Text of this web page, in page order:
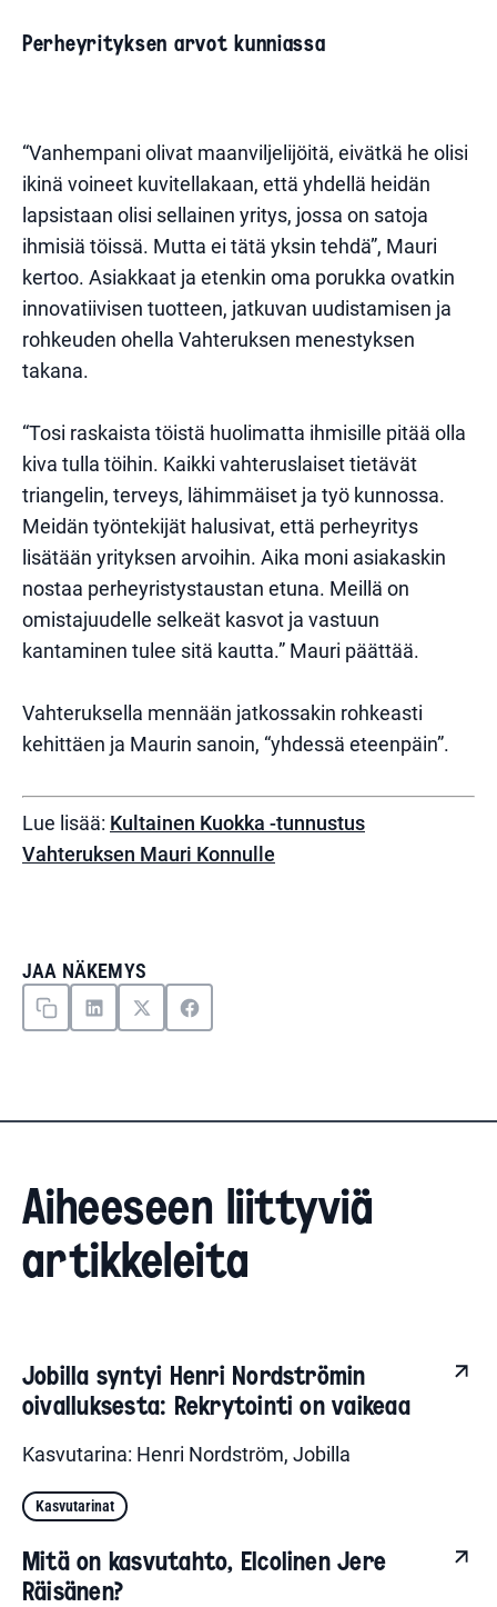
Perheyrityksen arvot kunniassa
“Vanhempani olivat maanviljelijöitä, eivätkä he olisi
ikinä voineet kuvitellakaan, että yhdellä heidän
lapsistaan olisi sellainen yritys, jossa on satoja
ihmisiä töissä. Mutta ei tätä yksin tehdä”, Mauri
kertoo. Asiakkaat ja etenkin oma porukka ovatkin
innovatiivisen tuotteen, jatkuvan uudistamisen ja
rohkeuden ohella Vahteruksen menestyksen
takana.
“Tosi raskaista töistä huolimatta ihmisille pitää olla
kiva tulla töihin. Kaikki vahteruslaiset tietävät
triangelin, terveys, lähimmäiset ja työ kunnossa.
Meidän työntekijät halusivat, että perheyritys
lisätään yrityksen arvoihin. Aika moni asiakaskin
nostaa perheyristystaustan etuna. Meillä on
omistajuudelle selkeät kasvot ja vastuun
kantaminen tulee sitä kautta.” Mauri päättää.
Vahteruksella mennään jatkossakin rohkeasti
kehittäen ja Maurin sanoin, “yhdessä eteenpäin”.
Lue lisää: Kultainen Kuokka -tunnustus
Vahteruksen Mauri Konnulle
JAA NÄKEMYS
Aiheeseen liittyviä
artikkeleita
Jobilla syntyi Henri Nordströmin
oivalluksesta: Rekrytointi on vaikeaa
Kasvutarina: Henri Nordström, Jobilla
Kasvutarinat
Mitä on kasvutahto, Elcolinen Jere
Räisänen?